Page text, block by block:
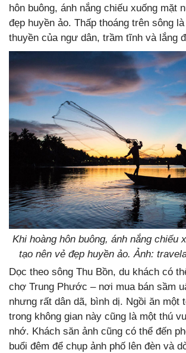
hôn buông, ánh nắng chiếu xuống mặt
đẹp huyền ảo. Thấp thoáng trên sông
thuyền của ngư dân, trầm tĩnh và lắng
Khi hoàng hôn buông, ánh nắng chiếu
tạo nên vẻ đẹp huyền ảo. Ảnh:
Dọc theo sông Thu Bồn, du khách có
chợ Trung Phước – nơi mua bán sầm
nhưng rất dân dã, bình dị. Ngồi ăn một
trong không gian này cũng là một thú
nhớ. Khách săn ảnh cũng có thể đến
buổi đêm để chụp ảnh phố lên đèn và